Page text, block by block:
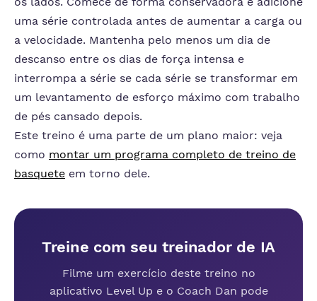
uma série controlada antes de aumentar a carga ou
a velocidade. Mantenha pelo menos um dia de
descanso entre os dias de força intensa e
interrompa a série se cada série se transformar em
um levantamento de esforço máximo com trabalho
de pés cansado depois.
Este treino é uma parte de um plano maior: veja
como montar um programa completo de treino de
basquete em torno dele.
Treine com seu treinador de IA
Filme um exercício deste treino no
aplicativo Level Up e o Coach Dan pode